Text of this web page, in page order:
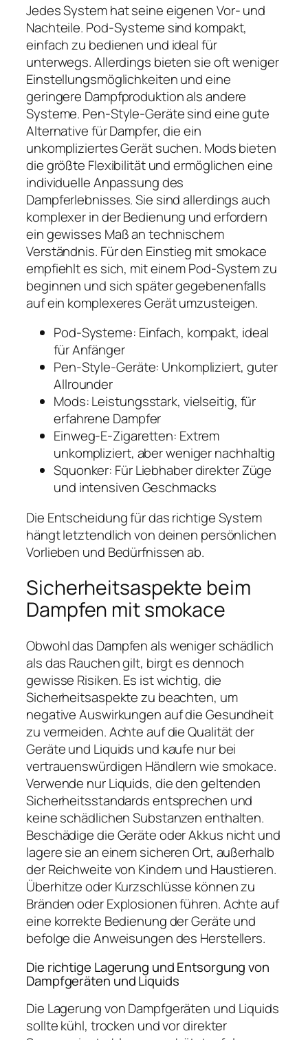
Jedes System hat seine eigenen Vor- und
Nachteile. Pod-Systeme sind kompakt,
einfach zu bedienen und ideal für
unterwegs. Allerdings bieten sie oft weniger
Einstellungsmöglichkeiten und eine
geringere Dampfproduktion als andere
Systeme. Pen-Style-Geräte sind eine gute
Alternative für Dampfer, die ein
unkompliziertes Gerät suchen. Mods bieten
die größte Flexibilität und ermöglichen eine
individuelle Anpassung des
Dampferlebnisses. Sie sind allerdings auch
komplexer in der Bedienung und erfordern
ein gewisses Maß an technischem
Verständnis. Für den Einstieg mit smokace
empfiehlt es sich, mit einem Pod-System zu
beginnen und sich später gegebenenfalls
auf ein komplexeres Gerät umzusteigen.
Pod-Systeme: Einfach, kompakt, ideal
für Anfänger
Pen-Style-Geräte: Unkompliziert, guter
Allrounder
Mods: Leistungsstark, vielseitig, für
erfahrene Dampfer
Einweg-E-Zigaretten: Extrem
unkompliziert, aber weniger nachhaltig
Squonker: Für Liebhaber direkter Züge
und intensiven Geschmacks
Die Entscheidung für das richtige System
hängt letztendlich von deinen persönlichen
Vorlieben und Bedürfnissen ab.
Sicherheitsaspekte beim
Dampfen mit smokace
Obwohl das Dampfen als weniger schädlich
als das Rauchen gilt, birgt es dennoch
gewisse Risiken. Es ist wichtig, die
Sicherheitsaspekte zu beachten, um
negative Auswirkungen auf die Gesundheit
zu vermeiden. Achte auf die Qualität der
Geräte und Liquids und kaufe nur bei
vertrauenswürdigen Händlern wie smokace.
Verwende nur Liquids, die den geltenden
Sicherheitsstandards entsprechen und
keine schädlichen Substanzen enthalten.
Beschädige die Geräte oder Akkus nicht und
lagere sie an einem sicheren Ort, außerhalb
der Reichweite von Kindern und Haustieren.
Überhitze oder Kurzschlüsse können zu
Bränden oder Explosionen führen. Achte auf
eine korrekte Bedienung der Geräte und
befolge die Anweisungen des Herstellers.
Die richtige Lagerung und Entsorgung von
Dampfgeräten und Liquids
Die Lagerung von Dampfgeräten und Liquids
sollte kühl, trocken und vor direkter